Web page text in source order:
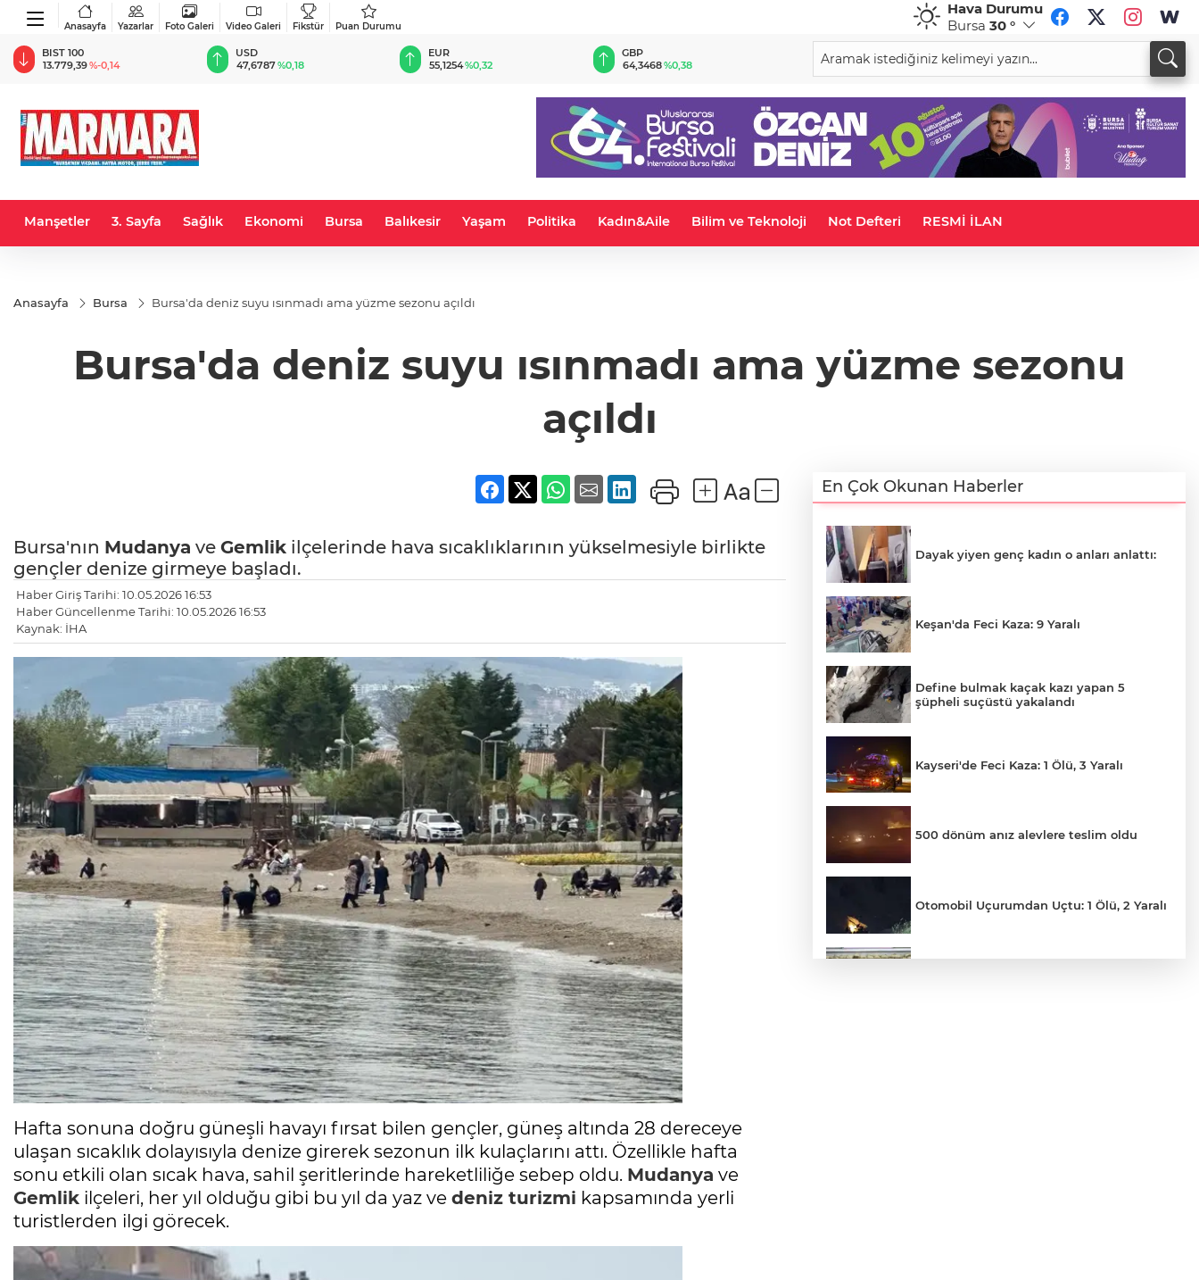
Anasayfa Yazarlar Foto Galeri Video Galeri Fikstür Puan Durumu
Hava Durumu
Bursa 30 °
BIST 100
13.779,39%-0,14
USD
47,6787%0,18
EUR
55,1254%0,32
GBP
64,3468%0,38
CHF
59,0083%0,82
34,1883
Manşetler 3. Sayfa Sağlık Ekonomi Bursa Balıkesir Yaşam Politika Kadın&Aile Bilim ve Teknoloji Not Defteri RESMİ İLAN
Anasayfa Bursa Bursa'da deniz suyu ısınmadı ama yüzme sezonu açıldı
Bursa'da deniz suyu ısınmadı ama yüzme sezonu
açıldı
Bursa'nın Mudanya ve Gemlik ilçelerinde hava sıcaklıklarının yükselmesiyle birlikte
gençler denize girmeye başladı.
Haber Giriş Tarihi: 10.05.2026 16:53
Haber Güncellenme Tarihi: 10.05.2026 16:53
Kaynak: İHA
Hafta sonuna doğru güneşli havayı fırsat bilen gençler, güneş altında 28 dereceye
ulaşan sıcaklık dolayısıyla denize girerek sezonun ilk kulaçlarını attı. Özellikle hafta
sonu etkili olan sıcak hava, sahil şeritlerinde hareketliliğe sebep oldu. Mudanya ve
Gemlik ilçeleri, her yıl olduğu gibi bu yıl da yaz ve deniz turizmi kapsamında yerli
turistlerden ilgi görecek.
En Çok Okunan Haberler
Dayak yiyen genç kadın o anları anlattı:
Keşan'da Feci Kaza: 9 Yaralı
Define bulmak kaçak kazı yapan 5
şüpheli suçüstü yakalandı
Kayseri'de Feci Kaza: 1 Ölü, 3 Yaralı
500 dönüm anız alevlere teslim oldu
Otomobil Uçurumdan Uçtu: 1 Ölü, 2 Yaralı